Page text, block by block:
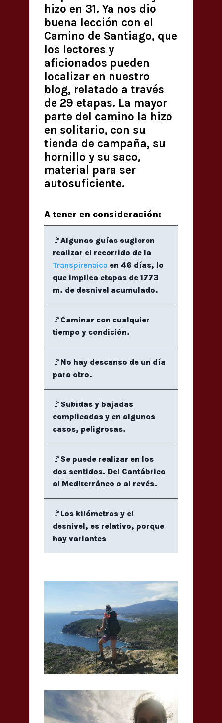
hizo en 31. Ya nos dio
buena lección con el
Camino de Santiago, que
los lectores y
aficionados pueden
localizar en nuestro
blog, relatado a través
de 29 etapas. La mayor
parte del camino la hizo
en solitario, con su
tienda de campaña, su
hornillo y su saco,
material para ser
autosuficiente.
A tener en consideración:
🚩Algunas guías sugieren
realizar el recorrido de la
Transpirenaica en 46 días, lo
que implica etapas de 1773
m. de desnivel acumulado.
🚩Caminar con cualquier
tiempo y condición.
🚩No hay descanso de un día
para otro.
🚩Subidas y bajadas
complicadas y en algunos
casos, peligrosas.
🚩Se puede realizar en los
dos sentidos. Del Cantábrico
al Mediterráneo o al revés.
🚩Los kilómetros y el
desnivel, es relativo, porque
hay variantes